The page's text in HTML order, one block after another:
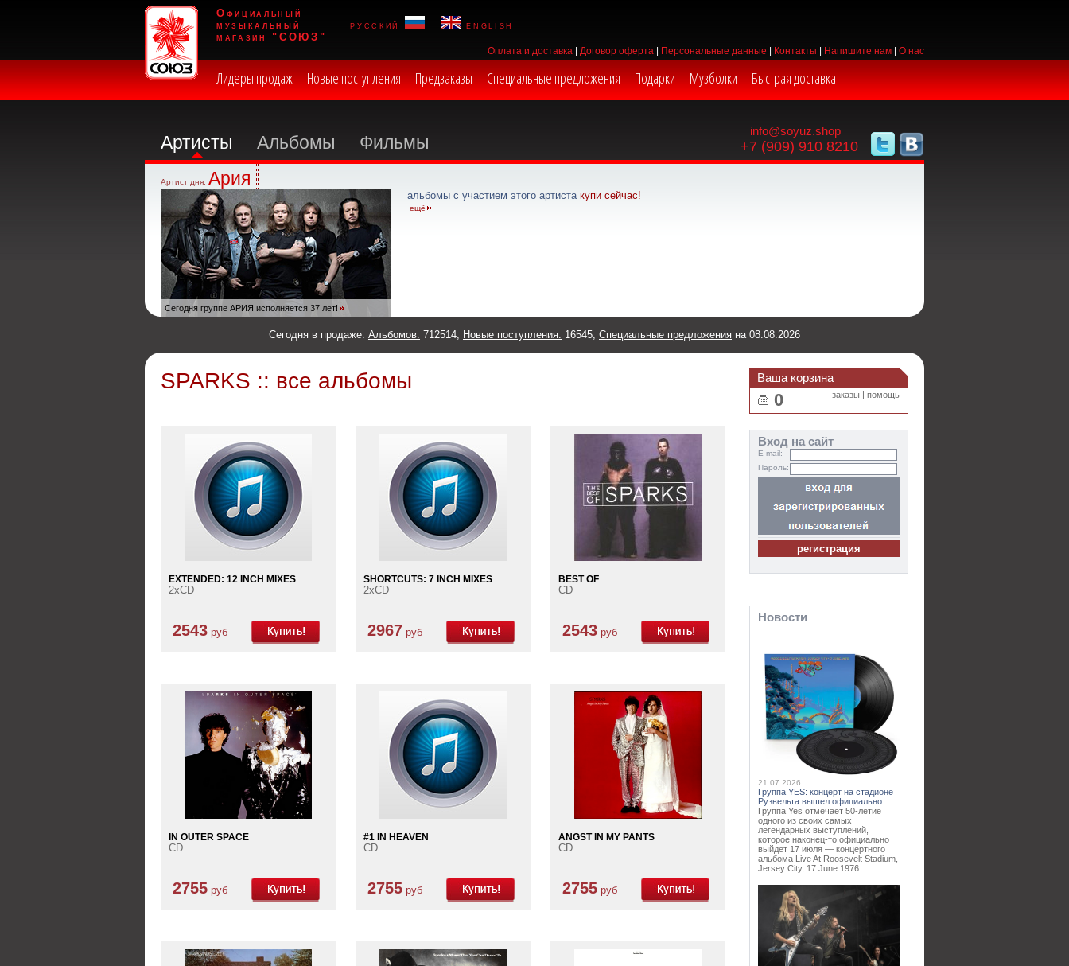
Официальный
музыкальный
магазин "СОЮЗ"
русский english
Оплата и доставка Договор оферта Персональные данные Контакты Напишите нам О нас
Лидеры продаж Новые поступления Предзаказы Специальные предложения Подарки Музболки Быстрая доставка
info@soyuz.shop
+7 (909) 910 8210
Артисты Альбомы Фильмы
Артист дня: Ария
Сегодня группе АРИЯ исполняется 37 лет!
альбомы с участием этого артиста купи сейчас!
ещё
Сегодня в продаже: Альбомов: 712514, Новые поступления: 16545, Специальные предложения на 08.08.2026
SPARKS :: все альбомы
EXTENDED: 12 INCH MIXES
2xCD
2543 руб
SHORTCUTS: 7 INCH MIXES
2xCD
2967 руб
BEST OF
CD
2543 руб
IN OUTER SPACE
CD
2755 руб
#1 IN HEAVEN
CD
2755 руб
ANGST IN MY PANTS
CD
2755 руб
Ваша корзина
0 заказы | помощь
Вход на сайт
E-mail:
Пароль:
Новости
21.07.2026
Группа YES: концерт на стадионе
Рузвельта вышел официально
Группа Yes отмечает 50-летие
одного из своих самых
легендарных выступлений,
которое наконец-то официально
выйдет 17 июля — концертного
альбома Live At Roosevelt Stadium,
Jersey City, 17 June 1976...